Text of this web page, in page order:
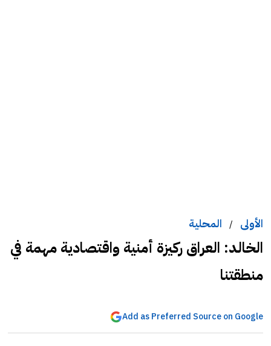
الأولى / المحلية
الخالد: العراق ركيزة أمنية واقتصادية مهمة في
منطقتنا
Add as Preferred Source on Google